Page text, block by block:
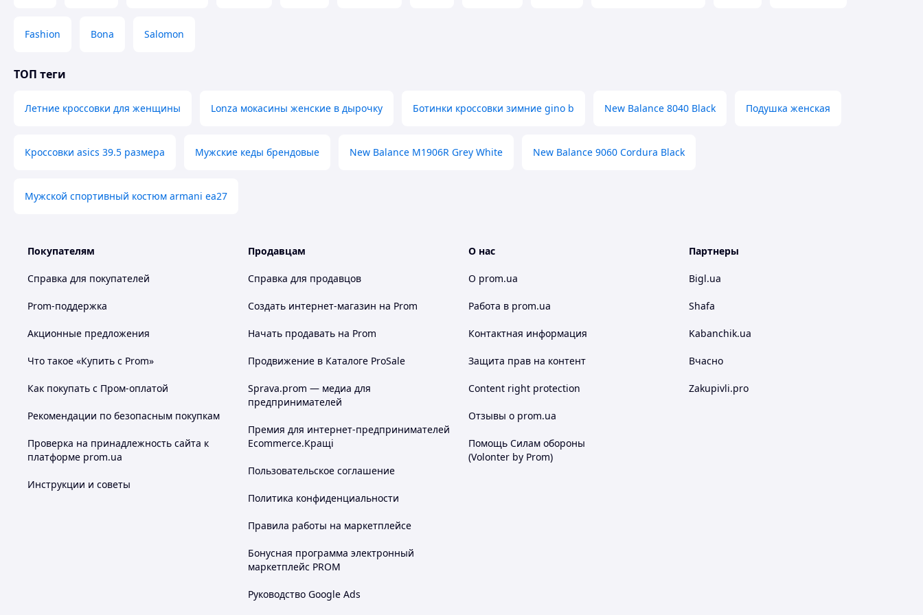
Fashion Bona Salomon
ТОП теги
Летние кроссовки для женщины Lonza мокасины женские в дырочку Ботинки кроссовки зимние gino b New Balance 8040 Black Подушка женская
Кроссовки asics 39.5 размера Мужские кеды брендовые New Balance M1906R Grey White New Balance 9060 Cordura Black
Мужской спортивный костюм armani ea27
Покупателям
Справка для покупателей
Prom-поддержка
Акционные предложения
Что такое «Купить с Prom»
Как покупать с Пром-оплатой
Рекомендации по безопасным покупкам
Проверка на принадлежность сайта к
платформе prom.ua
Инструкции и советы
Продавцам
Справка для продавцов
Создать интернет-магазин на Prom
Начать продавать на Prom
Продвижение в Каталоге ProSale
Sprava.prom — медиа для
предпринимателей
Премия для интернет-предпринимателей
Ecommerce.Кращі
Пользовательское соглашение
Политика конфиденциальности
Правила работы на маркетплейсе
Бонусная программа электронный
маркетплейс PROM
Руководство Google Ads
О нас
О prom.ua
Работа в prom.ua
Контактная информация
Защита прав на контент
Content right protection
Отзывы о prom.ua
Помощь Силам обороны
(Volonter by Prom)
Партнеры
Bigl.ua
Shafa
Kabanchik.ua
Вчасно
Zakupivli.pro